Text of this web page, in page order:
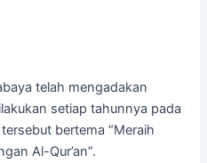
telah mengadakan
setiap tahunnya pada
bertema “Meraih
Al-Qur’an”.